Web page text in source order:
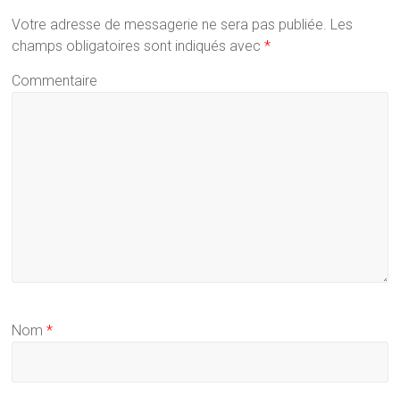
Votre adresse de messagerie ne sera pas publiée. Les
champs obligatoires sont indiqués avec*
Commentaire
Nom*